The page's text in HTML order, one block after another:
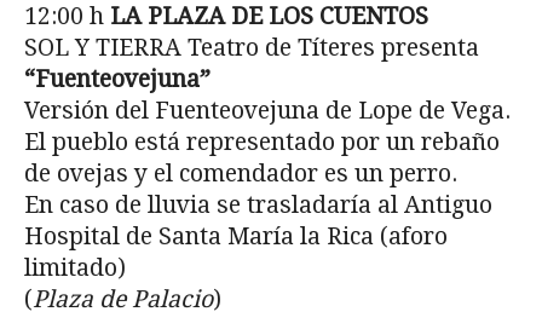
12:00 h LA PLAZA DE LOS CUENTOS
SOL Y TIERRA Teatro de Títeres presenta
“Fuenteovejuna”
Versión del Fuenteovejuna de Lope de Vega.
El pueblo está representado por un rebaño
de ovejas y el comendador es un perro.
En caso de lluvia se trasladaría al Antiguo
Hospital de Santa María la Rica (aforo
limitado)
(Plaza de Palacio)